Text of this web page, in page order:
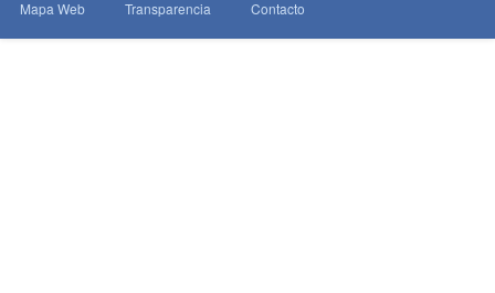
Mapa Web Transparencia Contacto